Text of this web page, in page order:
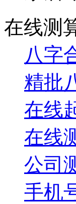
在线测
八字
精批
在线
在线
公司
手机